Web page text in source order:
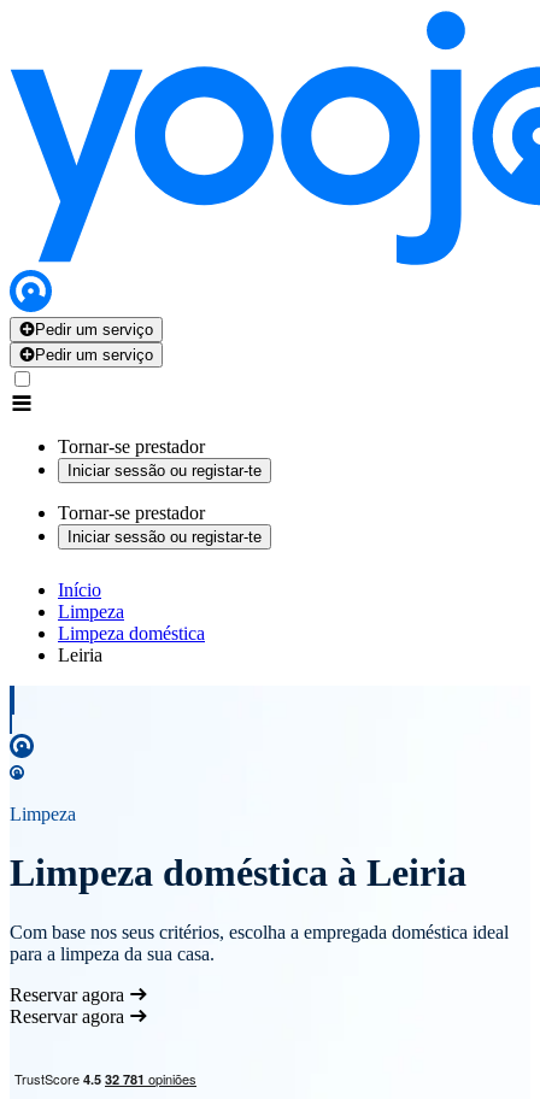
Pedir um serviço
Pedir um serviço
Tornar-se prestador
Iniciar sessão ou registar-te
Tornar-se prestador
Iniciar sessão ou registar-te
Início
Limpeza
Limpeza doméstica
Leiria
Limpeza
Limpeza doméstica à Leiria
Com base nos seus critérios, escolha a empregada doméstica ideal
para a limpeza da sua casa.
Reservar agora
Reservar agora